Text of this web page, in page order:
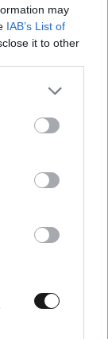
may
IAB’s List of
it to other
more Google
may click to
tags to
below Google
Γαλάτσι – Οι
για τους